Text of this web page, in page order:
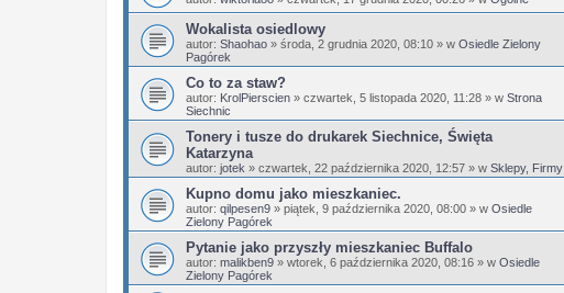
Wokalista osiedlowy
autor: Shaohao » środa, 2 grudnia 2020, 08:10 » w Osiedle Zielony
Pagórek
Co to za staw?
autor: KrolPierscien » czwartek, 5 listopada 2020, 11:28 » w Strona
Siechnic
Tonery i tusze do drukarek Siechnice, Święta
Katarzyna
autor: jotek » czwartek, 22 października 2020, 12:57 » w Sklepy, Firmy
Kupno domu jako mieszkaniec.
autor: qilpesen9 » piątek, 9 października 2020, 08:00 » w Osiedle
Zielony Pagórek
Pytanie jako przyszły mieszkaniec Buffalo
autor: malikben9 » wtorek, 6 października 2020, 08:16 » w Osiedle
Zielony Pagórek